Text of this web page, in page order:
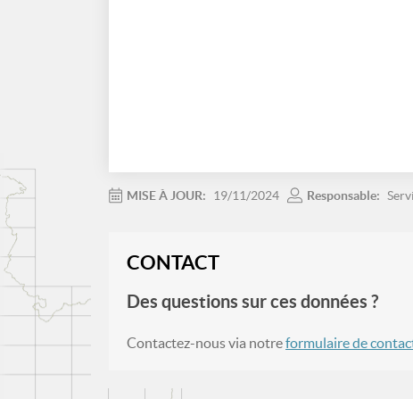
MISE À JOUR: 19/11/2024 Responsable:
CONTACT
Des questions sur ces données ?
Contactez-nous via notreformulaire de